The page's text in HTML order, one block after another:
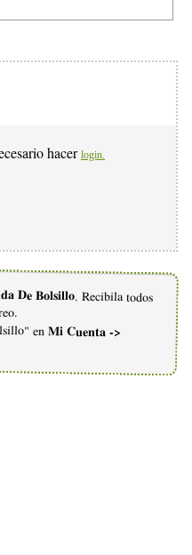
hacer login.
De Bolsillo. Recibila todos
en Mi Cuenta ->